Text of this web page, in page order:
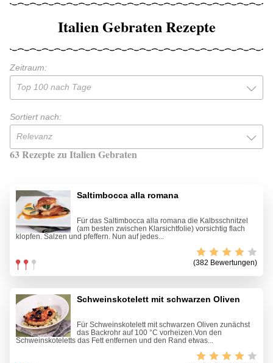
Italien Gebraten Rezepte
Zeitraum:
Top 100 nach Tage
Sortiert nach:
Relevanz
63 Rezepte zu Italien Gebraten
Saltimbocca alla romana
Für das Saltimbocca alla romana die Kalbsschnitzel
(am besten zwischen Klarsichtfolie) vorsichtig flach
klopfen. Salzen und pfeffern. Nun auf jedes...
(382 Bewertungen)
Schweinskotelett mit schwarzen Oliven
Für Schweinskotelett mit schwarzen Oliven zunächst
das Backrohr auf 100 °C vorheizen.Von den
Schweinskoteletts das Fett entfernen und den Rand etwas...